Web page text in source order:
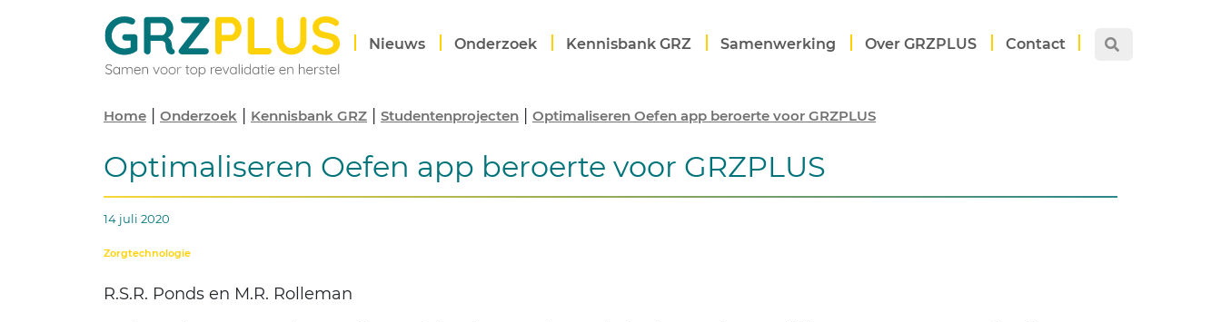
Nieuws Onderzoek Kennisbank GRZ Samenwerking Over GRZPLUS Contact
Home Onderzoek Kennisbank GRZ Studentenprojecten Optimaliseren Oefen app beroerte voor GRZPLUS
Optimaliseren Oefen app beroerte voor GRZPLUS
14 juli 2020
Zorgtechnologie
R.S.R. Ponds en M.R. Rolleman